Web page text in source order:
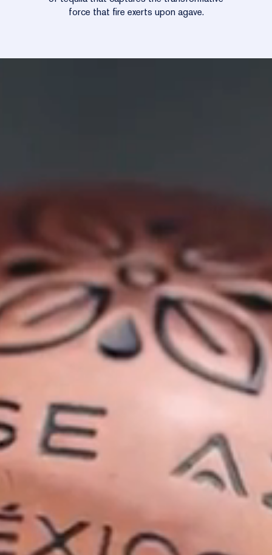
force that fire exerts upon agave.